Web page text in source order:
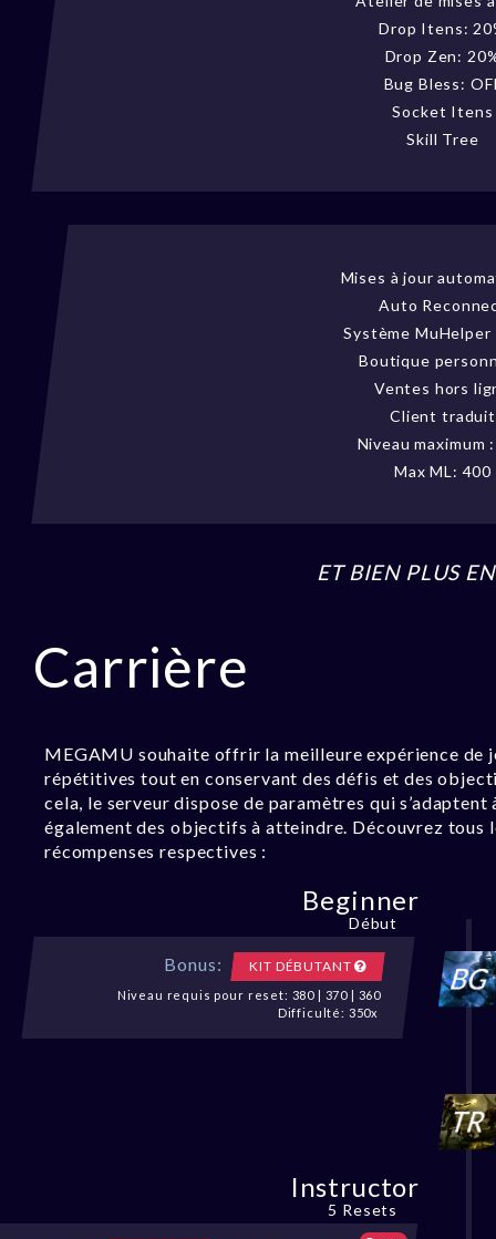
Drop Itens:
Drop Zen:
Bug Bless:
Socket Itens
Skill Tree
Mises à jour
Auto
Système MuHelper
Boutique
Ventes hors
Client traduit
Niveau maximum
Max ML: 400
ET BIEN PLUS
Carrière
MEGAMU souhaite offrir la meilleure expérience de
répétitives tout en conservant des défis et des
cela, le serveur dispose de paramètres qui
également des objectifs à atteindre. Découvrez tous
récompenses respectives :
Beginner
Début
Bonus: KIT DÉBUTANT
Niveau requis pour reset: 380 | 370 | 360
Difficulté: 350x
Instructor
5 Resets